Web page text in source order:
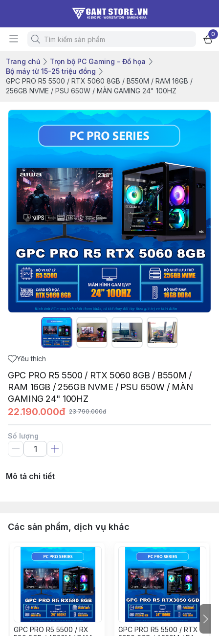
0
Trang chủ
Trọn bộ PC Gaming - Đồ họa
Bộ máy từ 15-25 triệu đồng
GPC PRO R5 5500 / RTX 5060 8GB / B550M / RAM 16GB /
256GB NVME / PSU 650W / MÀN GAMING 24" 100HZ
Yêu thích
GPC PRO R5 5500 / RTX 5060 8GB / B550M /
RAM 16GB / 256GB NVME / PSU 650W / MÀN
GAMING 24" 100HZ
22.190.000đ 23.790.000đ
Số lượng
Mô tả chi tiết
Các sản phẩm, dịch vụ khác
GPC PRO R5 5500 / RX
GPC PRO R5 5500 / RTX